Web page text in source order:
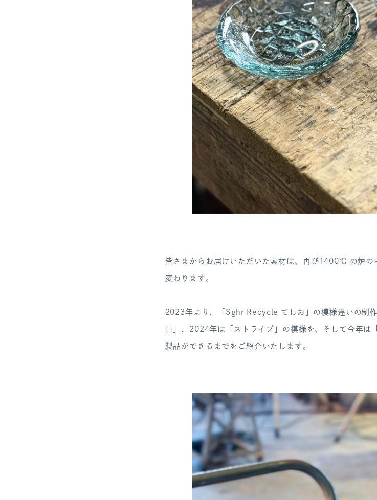
皆さまからお届けいただいた素材は、再び1400℃ の炉の
変わります。
2023年より、「Sghr Recycle てしお」の模様違いの制
目」、2024年は「ストライプ」の模様を、そして今年は
製品ができるまでをご紹介いたします。